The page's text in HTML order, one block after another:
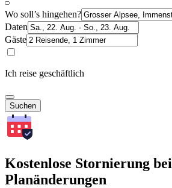
Wo soll’s hingehen?
Daten
Gäste
Ich reise geschäftlich
Suchen
Kostenlose Stornierung bei
Planänderungen